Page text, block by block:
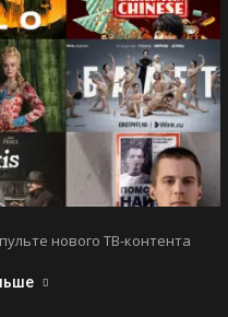
нового ТВ-контента